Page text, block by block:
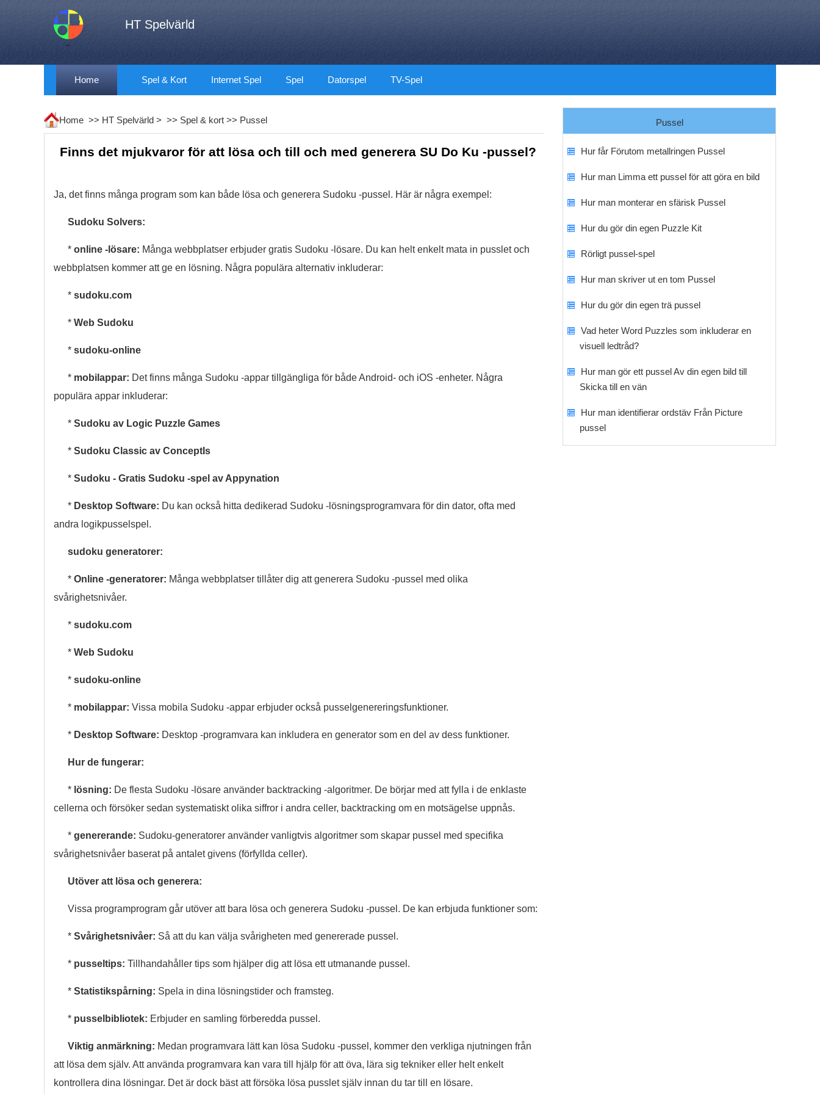
HT Spelvärld
Home Spel & Kort Internet Spel Spel Datorspel TV-Spel
Home >> HT Spelvärld > >> Spel & kort >> Pussel
Finns det mjukvaror för att lösa och till och med generera SU Do Ku -pussel?
Ja, det finns många program som kan både lösa och generera Sudoku -pussel. Här är några exempel:
Sudoku Solvers:
* online -lösare: Många webbplatser erbjuder gratis Sudoku -lösare. Du kan helt enkelt mata in pusslet och
webbplatsen kommer att ge en lösning. Några populära alternativ inkluderar:
* sudoku.com
* Web Sudoku
* sudoku-online
* mobilappar: Det finns många Sudoku -appar tillgängliga för både Android- och iOS -enheter. Några
populära appar inkluderar:
* Sudoku av Logic Puzzle Games
* Sudoku Classic av ConceptIs
* Sudoku - Gratis Sudoku -spel av Appynation
* Desktop Software: Du kan också hitta dedikerad Sudoku -lösningsprogramvara för din dator, ofta med
andra logikpusselspel.
sudoku generatorer:
* Online -generatorer: Många webbplatser tillåter dig att generera Sudoku -pussel med olika
svårighetsnivåer.
* sudoku.com
* Web Sudoku
* sudoku-online
* mobilappar: Vissa mobila Sudoku -appar erbjuder också pusselgenereringsfunktioner.
* Desktop Software: Desktop -programvara kan inkludera en generator som en del av dess funktioner.
Hur de fungerar:
* lösning: De flesta Sudoku -lösare använder backtracking -algoritmer. De börjar med att fylla i de enklaste
cellerna och försöker sedan systematiskt olika siffror i andra celler, backtracking om en motsägelse uppnås.
* genererande: Sudoku-generatorer använder vanligtvis algoritmer som skapar pussel med specifika
svårighetsnivåer baserat på antalet givens (förfyllda celler).
Utöver att lösa och generera:
Vissa programprogram går utöver att bara lösa och generera Sudoku -pussel. De kan erbjuda funktioner som:
* Svårighetsnivåer: Så att du kan välja svårigheten med genererade pussel.
* pusseltips: Tillhandahåller tips som hjälper dig att lösa ett utmanande pussel.
* Statistikspårning: Spela in dina lösningstider och framsteg.
* pusselbibliotek: Erbjuder en samling förberedda pussel.
Viktig anmärkning: Medan programvara lätt kan lösa Sudoku -pussel, kommer den verkliga njutningen från
att lösa dem själv. Att använda programvara kan vara till hjälp för att öva, lära sig tekniker eller helt enkelt
kontrollera dina lösningar. Det är dock bäst att försöka lösa pusslet själv innan du tar till en lösare.
Pussel
Hur får Förutom metallringen Pussel
Hur man Limma ett pussel för att göra en bild
Hur man monterar en sfärisk Pussel
Hur du gör din egen Puzzle Kit
Rörligt pussel-spel
Hur man skriver ut en tom Pussel
Hur du gör din egen trä pussel
Vad heter Word Puzzles som inkluderar en
visuell ledtråd?
Hur man gör ett pussel Av din egen bild till
Skicka till en vän
Hur man identifierar ordstäv Från Picture
pussel